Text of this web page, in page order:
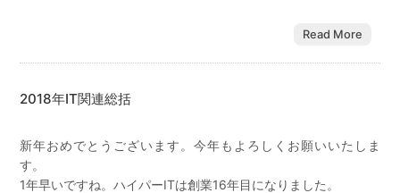
Read More
2018年IT関連総括
新年おめでとうございます。今年もよろしくお願いいたしま
す。
1年早いですね。ハイパーITは創業16年目になりました。